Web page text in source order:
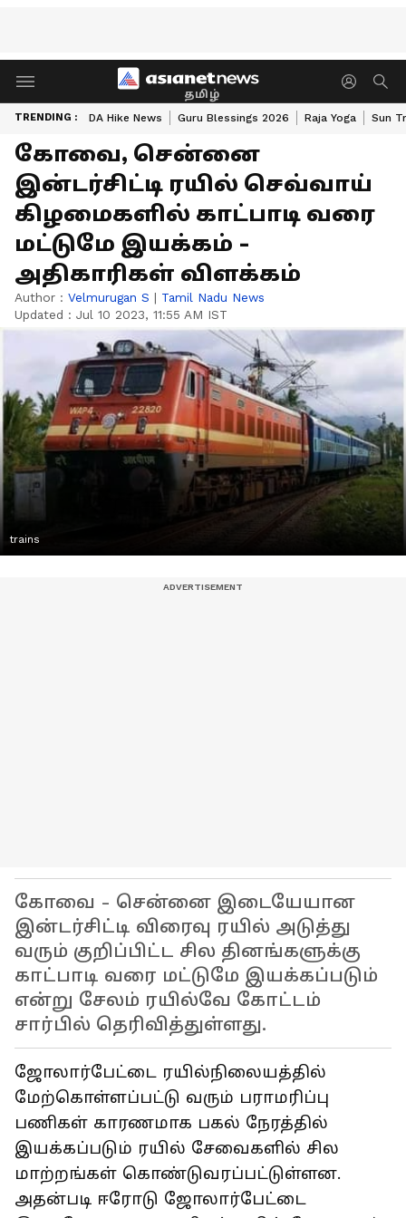
தமிழ்
TRENDING : DA Hike News Guru Blessings 2026 Raja Yoga Sun
கோவை, சென்னை
இன்டர்சிட்டி ரயில் செவ்வாய்
கிழமைகளில் காட்பாடி வரை
மட்டுமே இயக்கம் -
அதிகாரிகள் விளக்கம்
Author : Velmurugan S | Tamil Nadu News
Updated : Jul 10 2023, 11:55 AM IST
trains
கோவை - சென்னை இடையேயான
இன்டர்சிட்டி விரைவு ரயில் அடுத்து
வரும் குறிப்பிட்ட சில தினங்களுக்கு
காட்பாடி வரை மட்டுமே இயக்கப்படும்
என்று சேலம் ரயில்வே கோட்டம்
சார்பில் தெரிவித்துள்ளது.
ஜோலார்பேட்டை ரயில்நிலையத்தில்
மேற்கொள்ளப்பட்டு வரும் பராமரிப்பு
பணிகள் காரணமாக பகல் நேரத்தில்
இயக்கப்படும் ரயில் சேவைகளில் சில
மாற்றங்கள் கொண்டுவரப்பட்டுள்ளன.
அதன்படி ஈரோடு ஜோலார்பேட்டை